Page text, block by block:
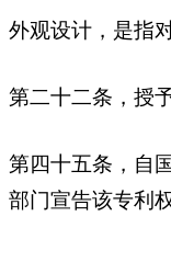
外观设计，是指
第二十二条，授
第四十五条，自
部门宣告该专利